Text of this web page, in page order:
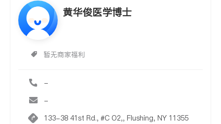
黄华俊医学博士
暂无商家福利
-
-
133-38 41st Rd., #C O2,, Flushing, NY 11355